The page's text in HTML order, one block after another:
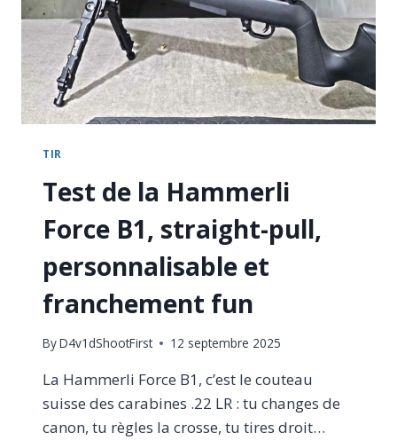
LOOK
BAROUDEUR
TIR
Test de la Hammerli
Force B1, straight-pull,
personnalisable et
franchement fun
ByD4v1dShootFirst 12 septembre 2025
La Hammerli Force B1, c’est le couteau
suisse des carabines .22 LR : tu changes de
canon, tu règles la crosse, tu tires droit…